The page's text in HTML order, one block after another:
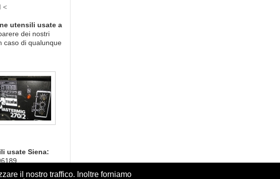
il nostro traffico. Inoltre forniamo
<
utensili usate a
dei nostri
caso di qualunque
usate Siena: